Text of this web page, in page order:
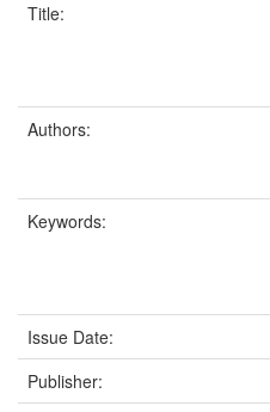
Title:
Authors:
Keywords:
Issue Date:
Publisher: